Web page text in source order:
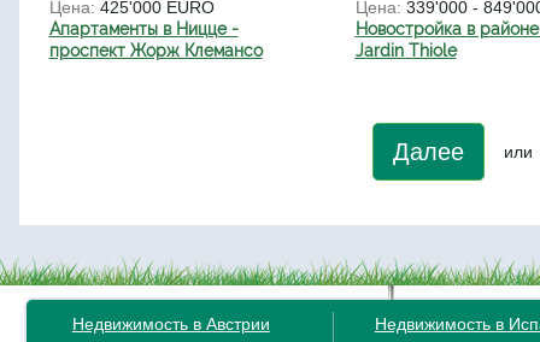
Цена: 425'000 EURO
Апартаменты в Ницце -
проспект Жорж Клемансо
Цена: 339'000 -
Новостройка в
Jardin Thiole
Далее или
Недвижимость в Австрии
Недвижимость в